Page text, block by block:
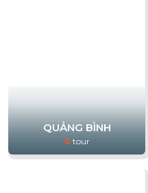
QUẢNG BÌNH
0 tour